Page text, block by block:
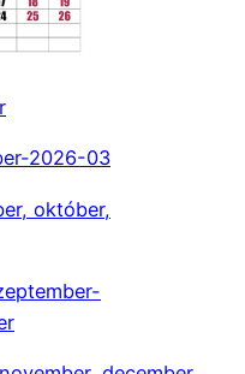
október,